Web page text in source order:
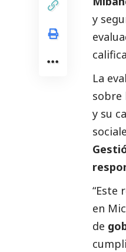
y
La
sobre
y su
“Este
en
de